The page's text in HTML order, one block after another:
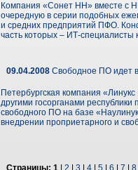
Компания «Сонет НН» вместе с
очередную в серии подобных
и средних предприятий ПФО.
часть которых – ИТ-
09.04.2008 Свободное ПО идет
Петербургская компания
другими госорганами
свободного ПО на базе
внедрении проприетарного и
Страницы: 1 2 3 4 5 6 7 8